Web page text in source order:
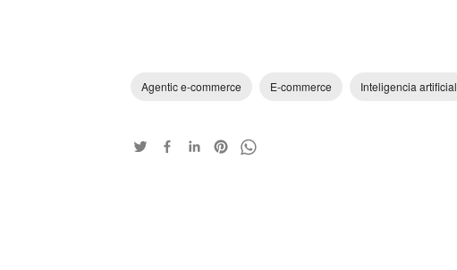
Agentic e-commerce E-commerce Inteligencia artificial